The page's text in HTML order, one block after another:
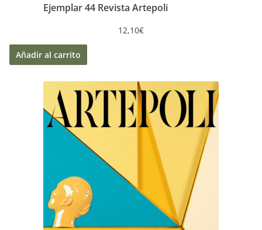
Ejemplar 44 Revista Artepoli
12,10€
Añadir al carrito